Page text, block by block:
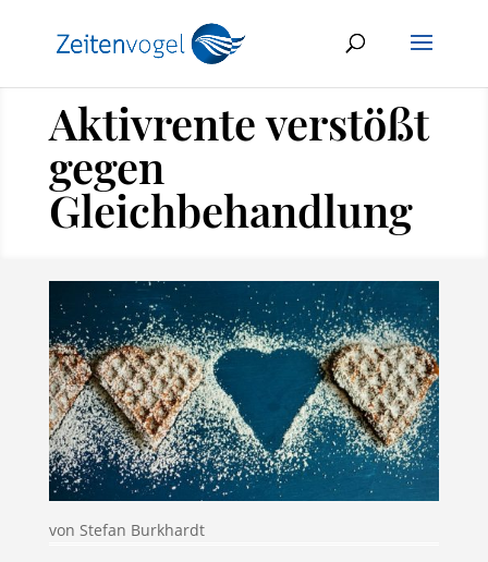
Aktivrente verstößt
gegen
Gleichbehandlung
von Stefan Burkhardt